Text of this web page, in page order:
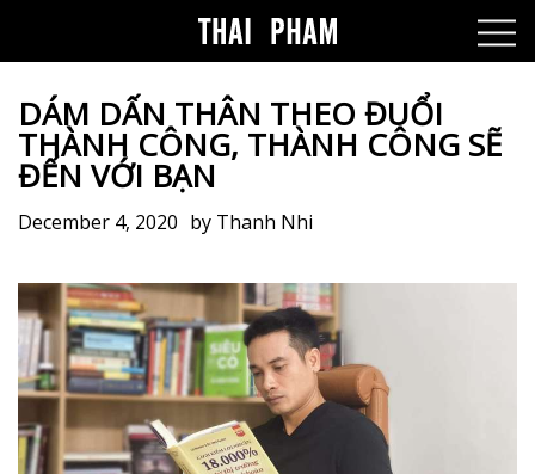
DÁM DẤN THÂN THEO ĐUỔI
THÀNH CÔNG, THÀNH CÔNG SẼ
ĐẾN VỚI BẠN
December 4, 2020 by Thanh Nhi